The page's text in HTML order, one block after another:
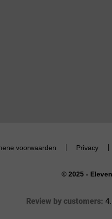
voorwaarden Privacy
© 2025 -
Review by customers: